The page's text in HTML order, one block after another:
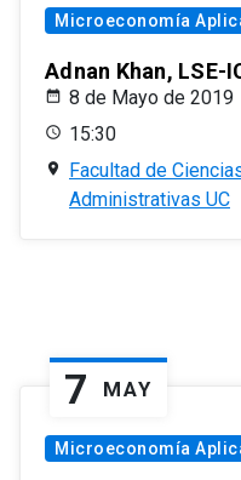
Microeconomía
Adnan Khan, LSE-
8 de Mayo de 2019
15:30
Facultad de
Administrativas UC
7 MAY
Microeconomía